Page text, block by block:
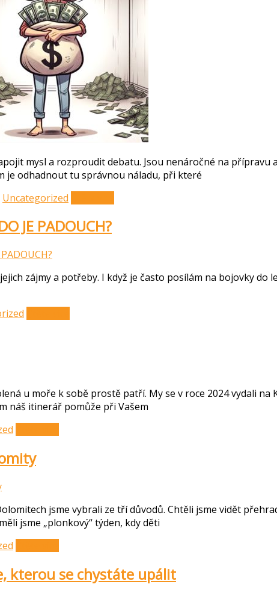
mysl a rozproudit debatu. Jsou nenáročné na
je odhadnout tu správnou náladu, při které
Uncategorized
JE PADOUCH?
zájmy a potřeby. I když je často posílám na bojovky do
u moře k sobě prostě patří. My se v roce 2024 vydali
náš itinerář pomůže při Vašem
jsme vybrali ze tří důvodů. Chtěli jsme vidět
jsme „plonkový“ týden, kdy děti
kterou se chystáte upálit